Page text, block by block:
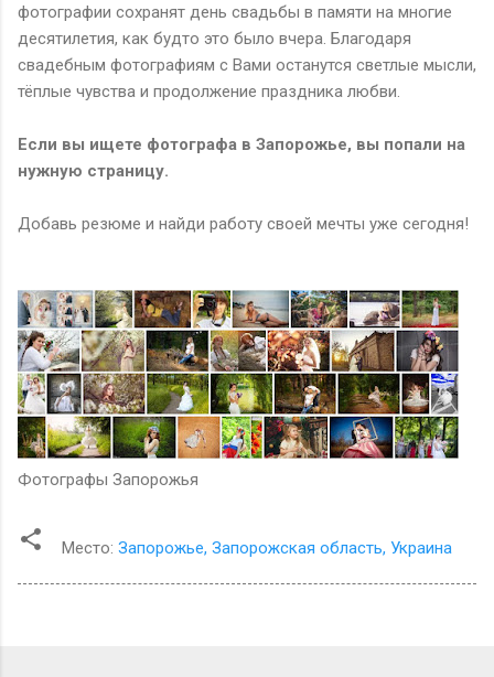
фотографии сохранят день свадьбы в памяти на многие
десятилетия, как будто это было вчера. Благодаря
свадебным фотографиям с Вами останутся светлые мысли,
тёплые чувства и продолжение праздника любви.
Если вы ищете фотографа в Запорожье, вы попали на
нужную страницу.
Добавь резюме и найди работу своей мечты уже сегодня!
Фотографы Запорожья
Место: Запорожье, Запорожская область, Украина